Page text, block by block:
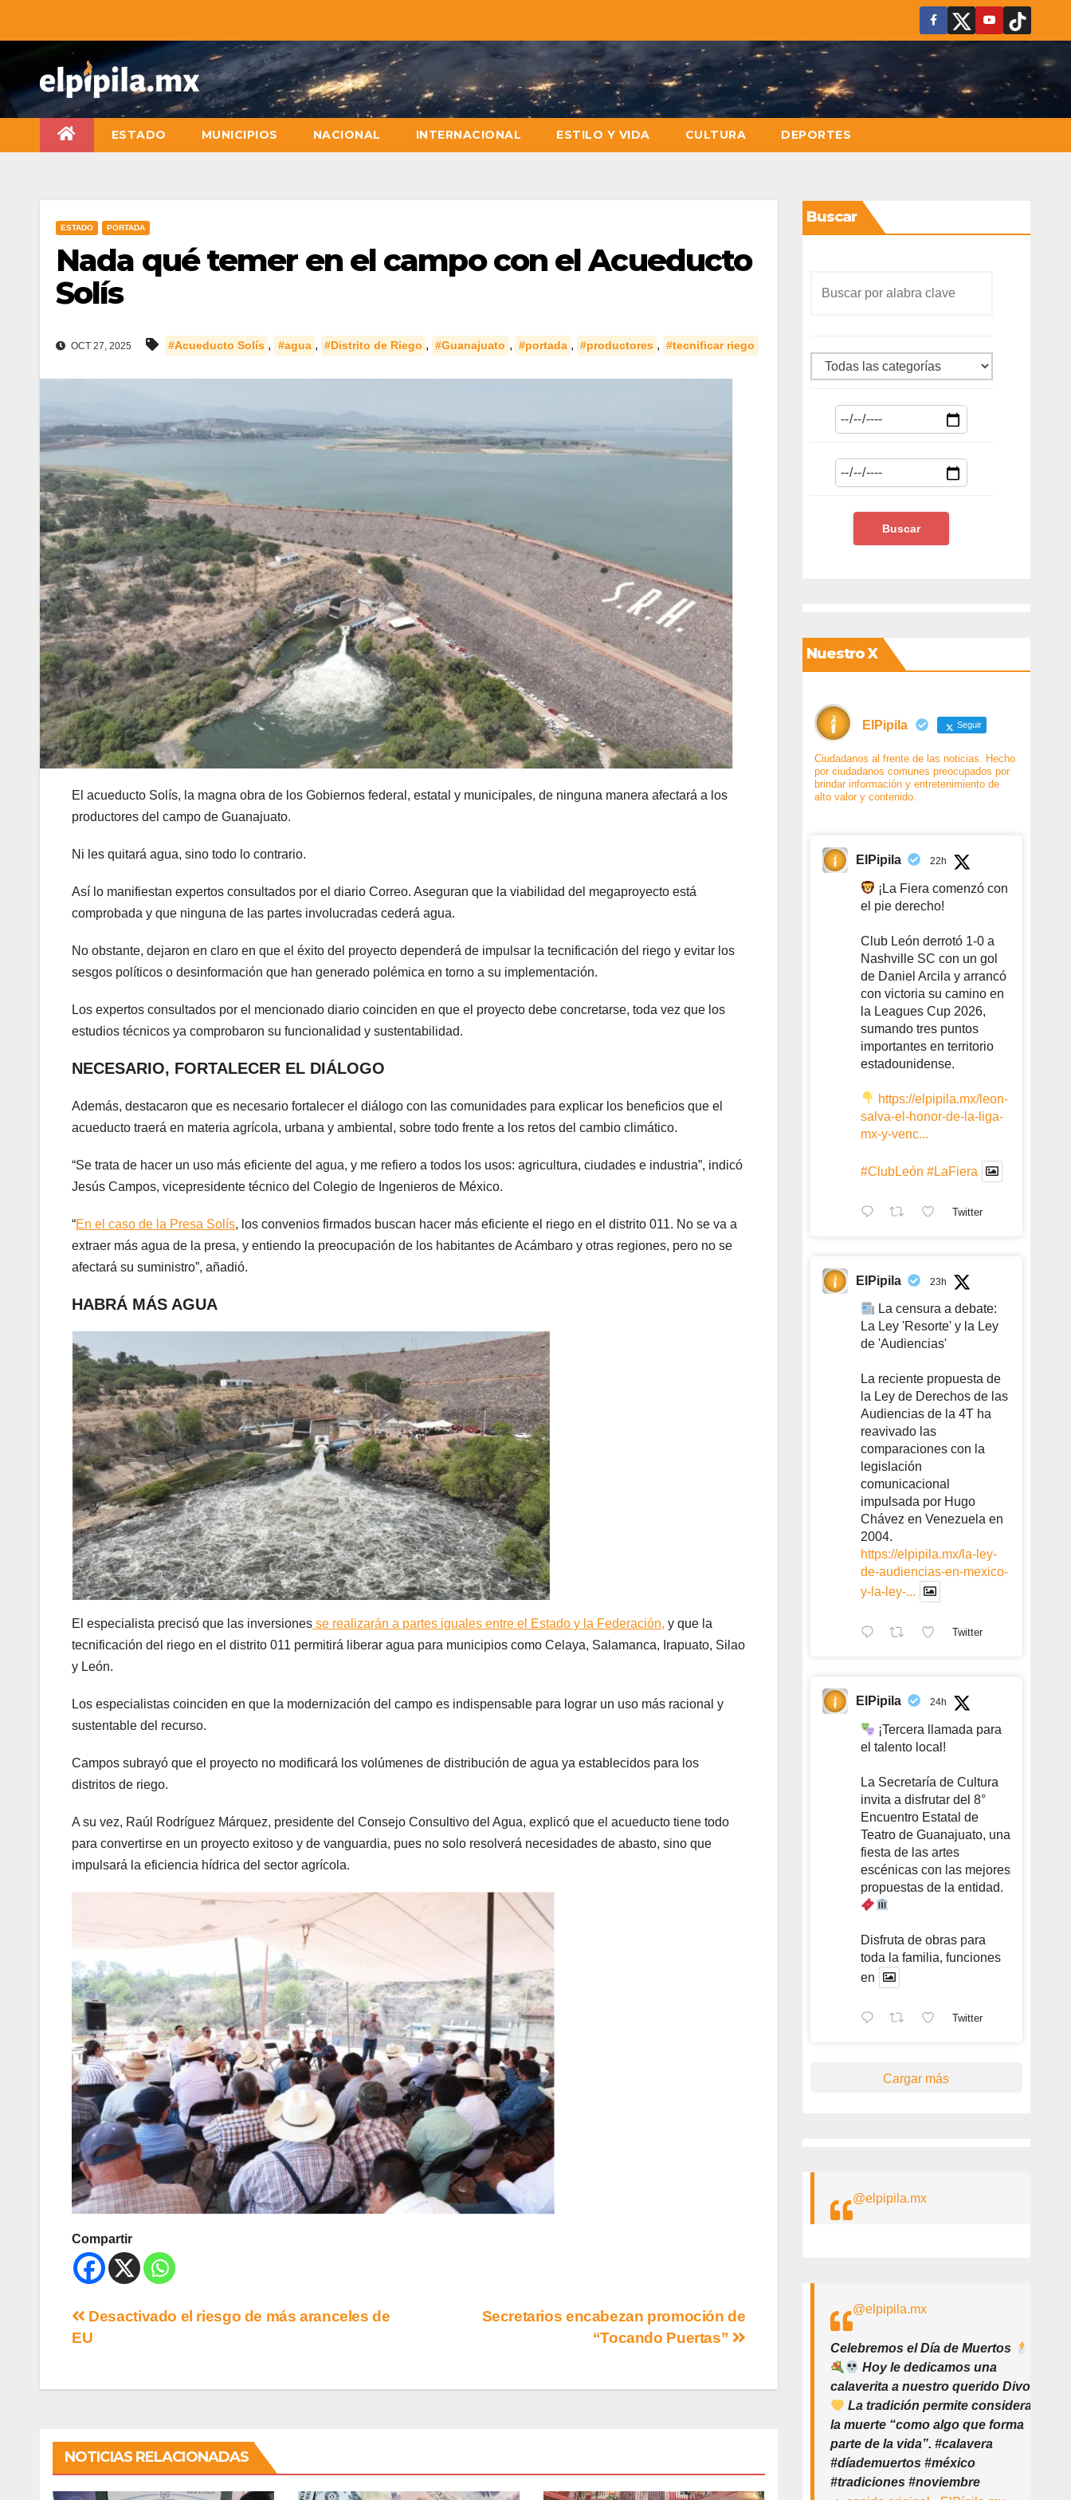
ESTADO MUNICIPIOS NACIONAL INTERNACIONAL ESTILO Y VIDA CULTURA DEPORTES
ESTADO PORTADA
Nada qué temer en el campo con el Acueducto
Solís
OCT 27, 2025 #Acueducto Solís , #agua , #Distrito de Riego , #Guanajuato , #portada , #productores , #tecnificar riego
El acueducto Solís, la magna obra de los Gobiernos federal, estatal y municipales, de ninguna manera afectará a los
productores del campo de Guanajuato.
Ni les quitará agua, sino todo lo contrario.
Así lo manifiestan expertos consultados por el diario Correo. Aseguran que la viabilidad del megaproyecto está
comprobada y que ninguna de las partes involucradas cederá agua.
No obstante, dejaron en claro en que el éxito del proyecto dependerá de impulsar la tecnificación del riego y evitar los
sesgos políticos o desinformación que han generado polémica en torno a su implementación.
Los expertos consultados por el mencionado diario coinciden en que el proyecto debe concretarse, toda vez que los
estudios técnicos ya comprobaron su funcionalidad y sustentabilidad.
NECESARIO, FORTALECER EL DIÁLOGO
Además, destacaron que es necesario fortalecer el diálogo con las comunidades para explicar los beneficios que el
acueducto traerá en materia agrícola, urbana y ambiental, sobre todo frente a los retos del cambio climático.
“Se trata de hacer un uso más eficiente del agua, y me refiero a todos los usos: agricultura, ciudades e industria”, indicó
Jesús Campos, vicepresidente técnico del Colegio de Ingenieros de México.
“En el caso de la Presa Solís, los convenios firmados buscan hacer más eficiente el riego en el distrito 011. No se va a
extraer más agua de la presa, y entiendo la preocupación de los habitantes de Acámbaro y otras regiones, pero no se
afectará su suministro”, añadió.
HABRÁ MÁS AGUA
El especialista precisó que las inversiones se realizarán a partes iguales entre el Estado y la Federación, y que la
tecnificación del riego en el distrito 011 permitirá liberar agua para municipios como Celaya, Salamanca, Irapuato, Silao
y León.
Los especialistas coinciden en que la modernización del campo es indispensable para lograr un uso más racional y
sustentable del recurso.
Campos subrayó que el proyecto no modificará los volúmenes de distribución de agua ya establecidos para los
distritos de riego.
A su vez, Raúl Rodríguez Márquez, presidente del Consejo Consultivo del Agua, explicó que el acueducto tiene todo
para convertirse en un proyecto exitoso y de vanguardia, pues no solo resolverá necesidades de abasto, sino que
impulsará la eficiencia hídrica del sector agrícola.
Compartir
Secretarios encabezan promoción de
“Tocando Puertas”
Desactivado el riesgo de más aranceles de
EU
NOTICIAS RELACIONADAS
Buscar
Nuestro X
ElPipila Seguir
Ciudadanos al frente de las noticias. Hecho
por ciudadanos comunes preocupados por
brindar información y entretenimiento de
alto valor y contenido.
ElPipila 22h
¡La Fiera comenzó con
el pie derecho!
Club León derrotó 1-0 a
Nashville SC con un gol
de Daniel Arcila y arrancó
con victoria su camino en
la Leagues Cup 2026,
sumando tres puntos
importantes en territorio
estadounidense.
https://elpipila.mx/leon-
salva-el-honor-de-la-liga-
mx-y-venc...
#ClubLeón #LaFiera
Twitter
ElPipila 23h
La censura a debate:
La Ley 'Resorte' y la Ley
de 'Audiencias'
La reciente propuesta de
la Ley de Derechos de las
Audiencias de la 4T ha
reavivado las
comparaciones con la
legislación
comunicacional
impulsada por Hugo
Chávez en Venezuela en
2004.
https://elpipila.mx/la-ley-
de-audiencias-en-mexico-
y-la-ley-...
Twitter
ElPipila 24h
¡Tercera llamada para
el talento local!
La Secretaría de Cultura
invita a disfrutar del 8°
Encuentro Estatal de
Teatro de Guanajuato, una
fiesta de las artes
escénicas con las mejores
propuestas de la entidad.
Disfruta de obras para
toda la familia, funciones
en
Twitter
Cargar más
@elpipila.mx
@elpipila.mx
Celebremos el Día de Muertos
Hoy le dedicamos una
calaverita a nuestro querido Divo
La tradición permite considerar
la muerte “como algo que forma
parte de la vida”. #calavera
#díademuertos #méxico
#tradiciones #noviembre